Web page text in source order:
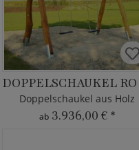
Doppelschaukel aus Holz
ab 3.936,00 € *